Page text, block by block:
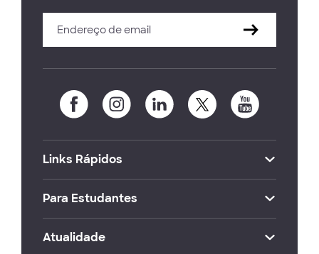
Links Rápidos
Para Estudantes
Atualidade